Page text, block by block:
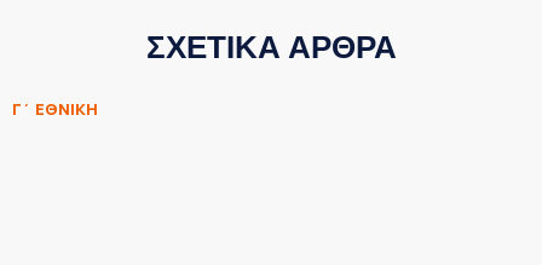
ΣΧΕΤΙΚΑ ΑΡΘΡΑ
Γ΄ ΕΘΝΙΚΗ